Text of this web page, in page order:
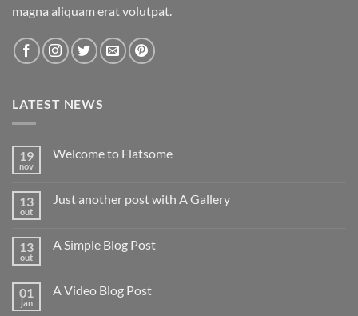
magna aliquam erat volutpat.
LATEST NEWS
19
nov
Welcome to Flatsome
Welcome
13
out
Just another post with A Gallery
Just
A
Gallery
13
out
A Simple Blog Post
A
01
jan
A Video Blog Post